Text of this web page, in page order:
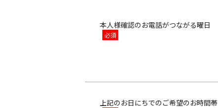
本人様確認のお電話がつながる曜日
上記のお日にちでのご希望のお時間帯